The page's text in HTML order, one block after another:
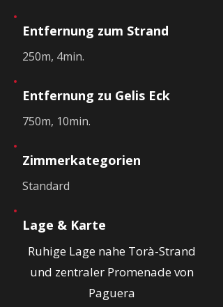
Entfernung zum Strand
250m, 4min.
Entfernung zu Gelis Eck
750m, 10min.
Zimmerkategorien
Standard
Lage & Karte
Ruhige Lage nahe Torà-Strand
und zentraler Promenade von
Paguera